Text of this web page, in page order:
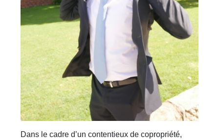
Dans le cadre d’un contentieux de copropriété,